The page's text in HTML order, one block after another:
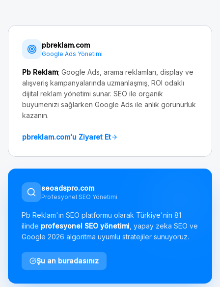
pbreklam.com
Google Ads Yönetimi
Pb Reklam; Google Ads, arama reklamları, display ve
alışveriş kampanyalarında uzmanlaşmış, ROI odaklı
dijital reklam yönetimi sunar. SEO ile organik
büyümenizi sağlarken Google Ads ile anlık görünürlük
kazanın.
pbreklam.com'u Ziyaret Et
seoadspro.com
Profesyonel SEO Yönetimi
Pb Reklam'ın SEO platformu olarak Türkiye'nin 81
ilinde profesyonel SEO yönetimi , yapay zeka SEO ve
Google 2026 algoritma uyumlu stratejiler sunuyoruz.
Şu an buradasınız